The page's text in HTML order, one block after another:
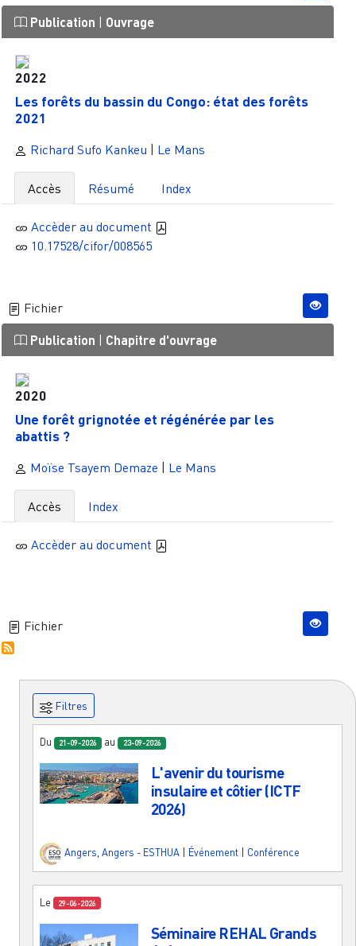
Publication Ouvrage
2022
Les forêts du bassin du Congo: état des forêts
2021
Richard Sufo Kankeu | Le Mans
Accès Résumé Index
Accèder au document
10.17528/cifor/008565
Fichier
Publication Chapitre d'ouvrage
2020
Une forêt grignotée et régénérée par les
abattis ?
Moïse Tsayem Demaze | Le Mans
Accès Index
Accèder au document
Fichier
Filtres
Du 21-09-2026 au 23-09-2026
L'avenir du tourisme
insulaire et côtier (ICTF
2026)
Angers Angers - ESTHUA Événement Conférence
Le 29-06-2026
Séminaire REHAL Grands